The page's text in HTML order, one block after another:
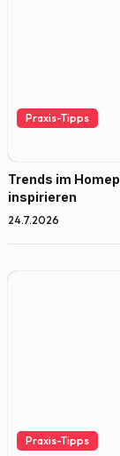
Praxis-Tipps
Trends im
inspirieren
24.7.2026
Praxis-Tipps